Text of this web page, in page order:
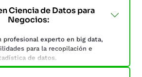
educativa a través del conocimiento
que representan un
Ciencia de Datos para
Negocios:
profesional experto en big data,
para la recopilación e
de datos.
como objetivo formarte con